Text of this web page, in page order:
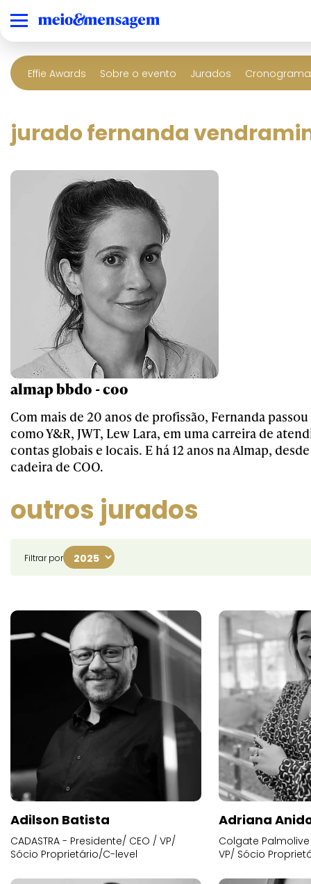
Effie Awards Sobre o evento Jurados
jurado fernanda
almap bbdo - coo
Com mais de 20 anos de profissão, Fernanda
como Y&R, JWT, Lew Lara, em uma carreira de
contas globais e locais. E há 12 anos na Almap,
cadeira de COO.
outros jurados
Filtrar por
Adilson Batista
CADASTRA - Presidente/ CEO / VP/
Sócio Proprietário/C-level
Adriana
Colgate
VP/ Sócio